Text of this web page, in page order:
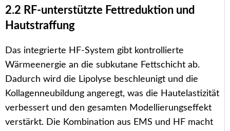
2.2 RF-unterstützte Fettreduktion und
Hautstraffung
Das integrierte HF-System gibt kontrollierte
Wärmeenergie an die subkutane Fettschicht ab.
Dadurch wird die Lipolyse beschleunigt und die
Kollagenneubildung angeregt, was die Hautelastizität
verbessert und den gesamten Modellierungseffekt
verstärkt. Die Kombination aus EMS und HF macht